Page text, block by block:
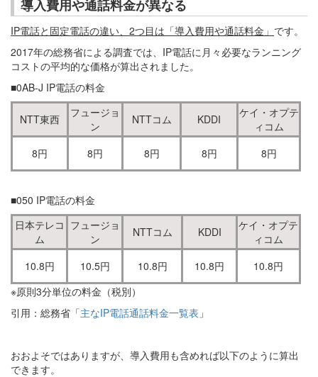
導入費用や通話料金が異なる
IP電話と固定電話の違い、2つ目は「導入費用や通話料金」 です。
2017年の総務省による調査では、IP電話に月々必要なランニング
コストの平均的な価格が算出されました。
■0AB-J IP電話の料金
NTT東西
フュージョ
ン
NTTコム KDDI
ケイ・オプテ
ィコム
8円
8円 8円 8円 8円
■050 IP電話の料金
日本テレコ
ム
フュージョ
ン
NTTコム KDDI
ケイ・オプテ
ィコム
10.8円
10.5円 10.8円 10.8円
10.8円
※原則3分単位の料金（税別）
引用：総務省「主なIP電話通話料金一覧表 」
おおよそではありますが、導入費用も含めれば以下のように算出
できます。